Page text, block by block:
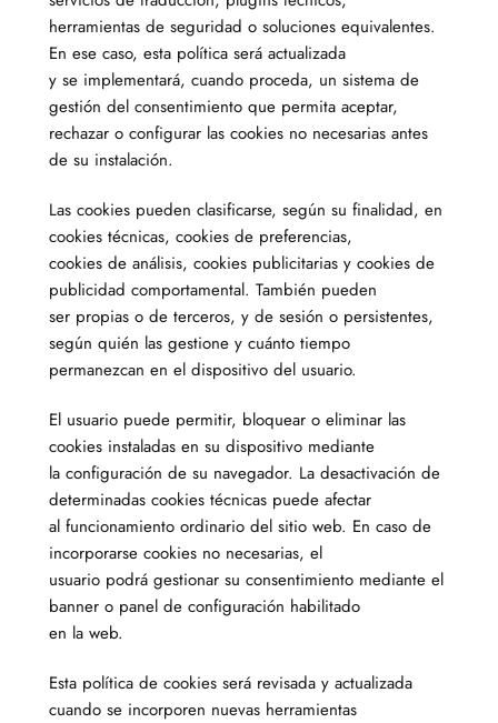
herramientas de seguridad o soluciones equivalentes.
En ese caso, esta política será actualizada
y se implementará, cuando proceda, un sistema de
gestión del consentimiento que permita aceptar,
rechazar o configurar las cookies no necesarias antes
de su instalación.
Las cookies pueden clasificarse, según su finalidad, en
cookies técnicas, cookies de preferencias,
cookies de análisis, cookies publicitarias y cookies de
publicidad comportamental. También pueden
ser propias o de terceros, y de sesión o persistentes,
según quién las gestione y cuánto tiempo
permanezcan en el dispositivo del usuario.
El usuario puede permitir, bloquear o eliminar las
cookies instaladas en su dispositivo mediante
la configuración de su navegador. La desactivación de
determinadas cookies técnicas puede afectar
al funcionamiento ordinario del sitio web. En caso de
incorporarse cookies no necesarias, el
usuario podrá gestionar su consentimiento mediante el
banner o panel de configuración habilitado
en la web.
Esta política de cookies será revisada y actualizada
cuando se incorporen nuevas herramientas